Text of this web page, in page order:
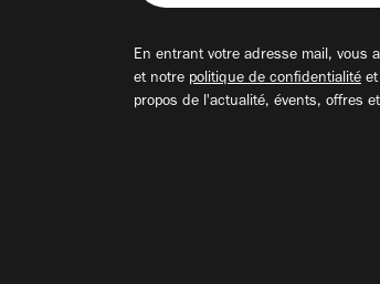
adresse
En entrant votre adresse mail, vous
et notre politique de confidentialité
propos de l'actualité, évents, offres